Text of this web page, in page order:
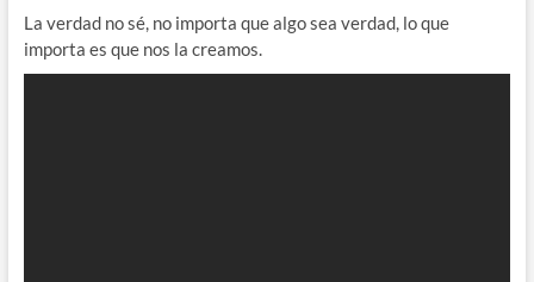
La verdad no sé, no importa que algo sea verdad, lo que
importa es que nos la creamos.